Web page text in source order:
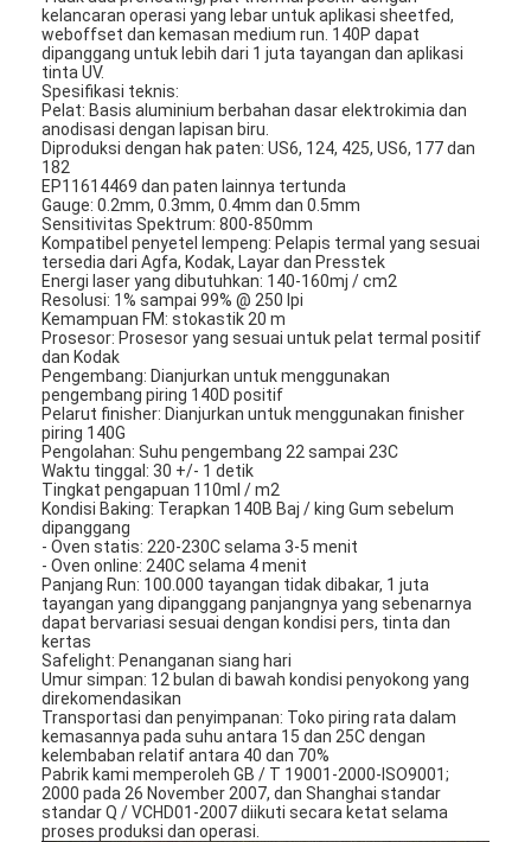
kelancaran operasi yang lebar untuk aplikasi sheetfed,
weboffset dan kemasan medium run. 140P dapat
dipanggang untuk lebih dari 1 juta tayangan dan aplikasi
tinta UV.
Spesifikasi teknis:
Pelat: Basis aluminium berbahan dasar elektrokimia dan
anodisasi dengan lapisan biru.
Diproduksi dengan hak paten: US6, 124, 425, US6, 177 dan
182
EP11614469 dan paten lainnya tertunda
Gauge: 0.2mm, 0.3mm, 0.4mm dan 0.5mm
Sensitivitas Spektrum: 800-850mm
Kompatibel penyetel lempeng: Pelapis termal yang sesuai
tersedia dari Agfa, Kodak, Layar dan Presstek
Energi laser yang dibutuhkan: 140-160mj / cm2
Resolusi: 1% sampai 99% @ 250 lpi
Kemampuan FM: stokastik 20 m
Prosesor: Prosesor yang sesuai untuk pelat termal positif
dan Kodak
Pengembang: Dianjurkan untuk menggunakan
pengembang piring 140D positif
Pelarut finisher: Dianjurkan untuk menggunakan finisher
piring 140G
Pengolahan: Suhu pengembang 22 sampai 23C
Waktu tinggal: 30 +/- 1 detik
Tingkat pengapuan 110ml / m2
Kondisi Baking: Terapkan 140B Baj / king Gum sebelum
dipanggang
- Oven statis: 220-230C selama 3-5 menit
- Oven online: 240C selama 4 menit
Panjang Run: 100.000 tayangan tidak dibakar, 1 juta
tayangan yang dipanggang panjangnya yang sebenarnya
dapat bervariasi sesuai dengan kondisi pers, tinta dan
kertas
Safelight: Penanganan siang hari
Umur simpan: 12 bulan di bawah kondisi penyokong yang
direkomendasikan
Transportasi dan penyimpanan: Toko piring rata dalam
kemasannya pada suhu antara 15 dan 25C dengan
kelembaban relatif antara 40 dan 70%
Pabrik kami memperoleh GB / T 19001-2000-ISO9001;
2000 pada 26 November 2007, dan Shanghai standar
standar Q / VCHD01-2007 diikuti secara ketat selama
proses produksi dan operasi.